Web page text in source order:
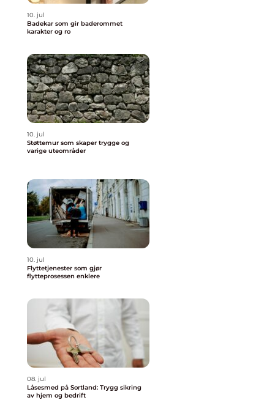
10. jul
Badekar som gir baderommet
karakter og ro
10. jul
Støttemur som skaper trygge og
varige uteområder
10. jul
Flyttetjenester som gjør
flytteprosessen enklere
08. jul
Låsesmed på Sortland: Trygg sikring
av hjem og bedrift